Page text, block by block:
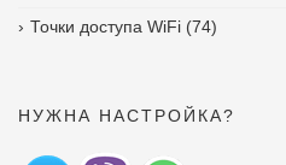
Точки доступа WiFi (74)
НУЖНА НАСТРОЙКА?